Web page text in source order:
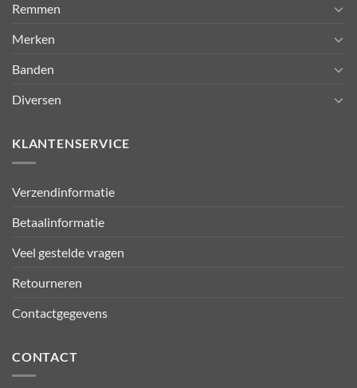
Remmen
Merken
Banden
Diversen
KLANTENSERVICE
Verzendinformatie
Betaalinformatie
Veel gestelde vragen
Retourneren
Contactgegevens
CONTACT